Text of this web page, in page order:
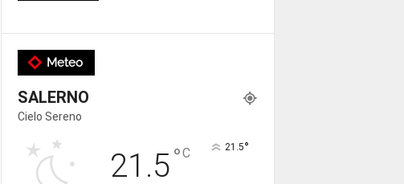
Meteo
SALERNO
Cielo Sereno
21.5°C 21.5°